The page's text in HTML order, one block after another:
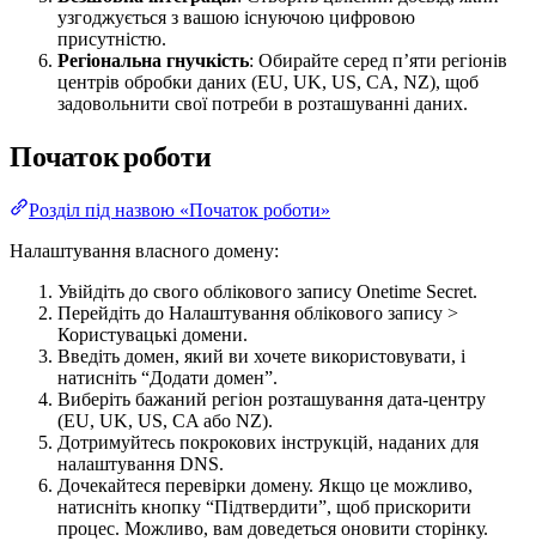
узгоджується з вашою існуючою цифровою
присутністю.
Регіональна гнучкість: Обирайте серед п’яти регіонів
центрів обробки даних (EU, UK, US, CA, NZ), щоб
задовольнити свої потреби в розташуванні даних.
Початок роботи
Розділ під назвою «Початок роботи»
Налаштування власного домену:
Увійдіть до свого облікового запису Onetime Secret.
Перейдіть до Налаштування облікового запису >
Користувацькі домени.
Введіть домен, який ви хочете використовувати, і
натисніть “Додати домен”.
Виберіть бажаний регіон розташування дата-центру
(EU, UK, US, CA або NZ).
Дотримуйтесь покрокових інструкцій, наданих для
налаштування DNS.
Дочекайтеся перевірки домену. Якщо це можливо,
натисніть кнопку “Підтвердити”, щоб прискорити
процес. Можливо, вам доведеться оновити сторінку.